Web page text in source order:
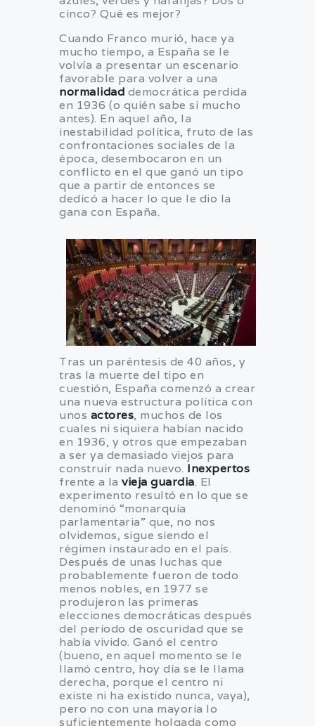
cinco? Qué es mejor?
Cuando Franco murió, hace ya
mucho tiempo, a España se le
volvía a presentar un escenario
favorable para volver a una
normalidad democrática perdida
en 1936 (o quién sabe si mucho
antes). En aquel año, la
inestabilidad política, fruto de las
confrontaciones sociales de la
época, desembocaron en un
conflicto en el que ganó un tipo
que a partir de entonces se
dedicó a hacer lo que le dio la
gana con España.
Tras un paréntesis de 40 años, y
tras la muerte del tipo en
cuestión, España comenzó a crear
una nueva estructura política con
unos actores, muchos de los
cuales ni siquiera habían nacido
en 1936, y otros que empezaban
a ser ya demasiado viejos para
construir nada nuevo. Inexpertos
frente a la vieja guardia. El
experimento resultó en lo que se
denominó “monarquía
parlamentaria” que, no nos
olvidemos, sigue siendo el
régimen instaurado en el país.
Después de unas luchas que
probablemente fueron de todo
menos nobles, en 1977 se
produjeron las primeras
elecciones democráticas después
del período de oscuridad que se
había vivido. Ganó el centro
(bueno, en aquel momento se le
llamó centro, hoy día se le llama
derecha, porque el centro ni
existe ni ha existido nunca, vaya),
pero no con una mayoría lo
suficientemente holgada como